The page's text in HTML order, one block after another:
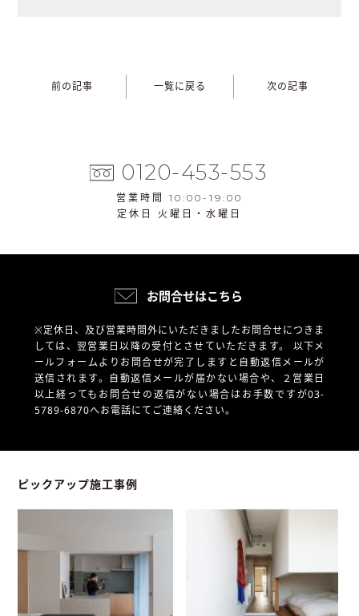
前の記事 一覧に戻る 次の記事
0120-453-553
営業時間 10:00-19:00
定休日 火曜日・水曜日
お問合せはこちら
※定休日、及び営業時間外にいただきましたお問合せにつきま
しては、翌営業日以降の受付とさせていただきます。 以下メ
ールフォームよりお問合せが完了しますと自動返信メールが
送信されます。自動返信メールが届かない場合や、
２営業日
以上経ってもお問合せの返信がない場合はお手数ですが03-
5789-6870へお電話にてご連絡ください。
ピックアップ施工事例